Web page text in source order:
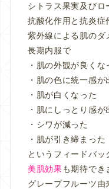
シトラス果実及びロ
抗酸化作用と抗炎症
紫外線による肌のダ
長期内服で
・肌の外観が良く
・肌の色に統一感
・肌が白くな
・肌にしっとり感
・シワが減っ
・肌が引き締ま
というフィードバッ
美肌効果も期待でき
グレープフルーツ由